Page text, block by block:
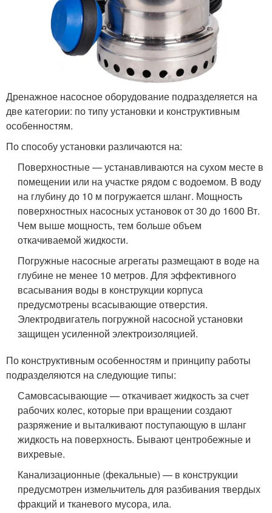
Дренажное насосное оборудование подразделяется на
две категории: по типу установки и конструктивным
особенностям.
По способу установки различаются на:
Поверхностные — устанавливаются на сухом месте в
помещении или на участке рядом с водоемом. В воду
на глубину до 10 м погружается шланг. Мощность
поверхностных насосных установок от 30 до 1600 Вт.
Чем выше мощность, тем больше объем
откачиваемой жидкости.
Погружные насосные агрегаты размещают в воде на
глубине не менее 10 метров. Для эффективного
всасывания воды в конструкции корпуса
предусмотрены всасывающие отверстия.
Электродвигатель погружной насосной установки
защищен усиленной электроизоляцией.
По конструктивным особенностям и принципу работы
подразделяются на следующие типы:
Самовсасывающие — откачивает жидкость за счет
рабочих колес, которые при вращении создают
разряжение и выталкивают поступающую в шланг
жидкость на поверхность. Бывают центробежные и
вихревые.
Канализационные (фекальные) — в конструкции
предусмотрен измельчитель для разбивания твердых
фракций и тканевого мусора, ила.